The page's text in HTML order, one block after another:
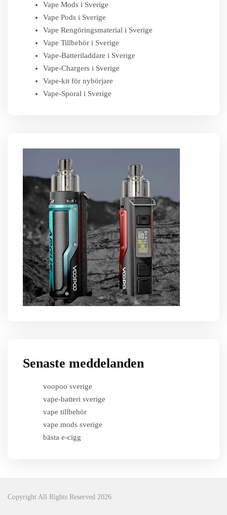
Vape Mods i Sverige
Vape Pods i Sverige
Vape Rengöringsmaterial i Sverige
Vape Tillbehör i Sverige
Vape-Batteriladdare i Sverige
Vape-Chargers i Sverige
Vape-kit för nybörjare
Vape-Sporal i Sverige
Senaste meddelanden
voopoo sverige
vape-batteri sverige
vape tillbehör
vape mods sverige
bästa e-cigg
Copyright All Rights Reserved 2026